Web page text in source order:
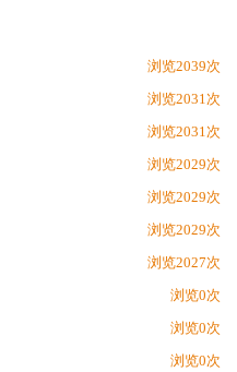
浏览2039次
浏览2031次
浏览2031次
浏览2029次
浏览2029次
浏览2029次
浏览2027次
浏览0次
浏览0次
浏览0次